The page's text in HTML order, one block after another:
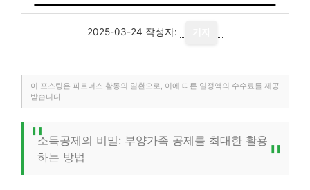
2025-03-24 작성자:
이 포스팅은 파트너스 활동의 일환으로, 이에 따른 일정액의 수수료를 제공
받습니다.
소득공제의 비밀: 부양가족 공제를 최대한 활용
하는 방법